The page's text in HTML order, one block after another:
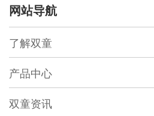
网站导航
了解双童
产品中心
双童资讯